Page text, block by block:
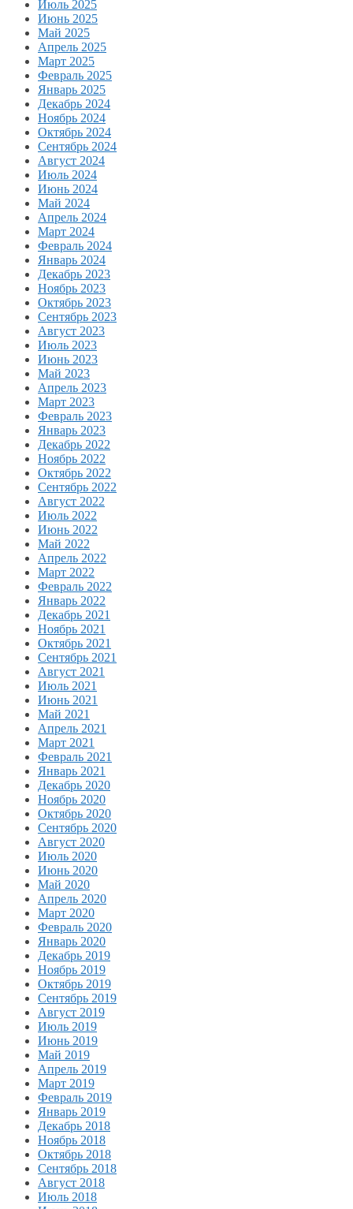
Июль 2025
Июнь 2025
Май 2025
Апрель 2025
Март 2025
Февраль 2025
Январь 2025
Декабрь 2024
Ноябрь 2024
Октябрь 2024
Сентябрь 2024
Август 2024
Июль 2024
Июнь 2024
Май 2024
Апрель 2024
Март 2024
Февраль 2024
Январь 2024
Декабрь 2023
Ноябрь 2023
Октябрь 2023
Сентябрь 2023
Август 2023
Июль 2023
Июнь 2023
Май 2023
Апрель 2023
Март 2023
Февраль 2023
Январь 2023
Декабрь 2022
Ноябрь 2022
Октябрь 2022
Сентябрь 2022
Август 2022
Июль 2022
Июнь 2022
Май 2022
Апрель 2022
Март 2022
Февраль 2022
Январь 2022
Декабрь 2021
Ноябрь 2021
Октябрь 2021
Сентябрь 2021
Август 2021
Июль 2021
Июнь 2021
Май 2021
Апрель 2021
Март 2021
Февраль 2021
Январь 2021
Декабрь 2020
Ноябрь 2020
Октябрь 2020
Сентябрь 2020
Август 2020
Июль 2020
Июнь 2020
Май 2020
Апрель 2020
Март 2020
Февраль 2020
Январь 2020
Декабрь 2019
Ноябрь 2019
Октябрь 2019
Сентябрь 2019
Август 2019
Июль 2019
Июнь 2019
Май 2019
Апрель 2019
Март 2019
Февраль 2019
Январь 2019
Декабрь 2018
Ноябрь 2018
Октябрь 2018
Сентябрь 2018
Август 2018
Июль 2018